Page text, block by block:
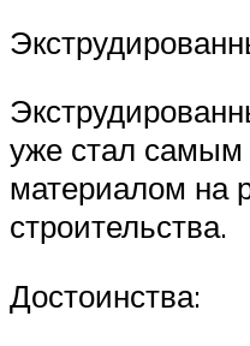
уже стал
материалом на
строительства.
Достоинства: